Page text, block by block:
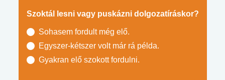
Szoktál lesni vagy puskázni dolgozatíráskor?
Sohasem fordult még elő.
Egyszer-kétszer volt már rá példa.
Gyakran elő szokott fordulni.